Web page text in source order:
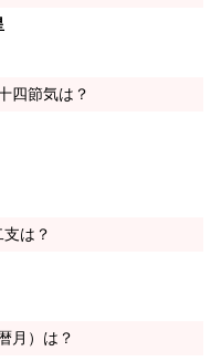
四節気は？
は？
月）は？